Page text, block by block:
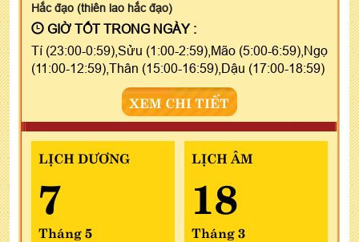
Hắc đạo (thiên lao hắc đạo)
GIỜ TỐT TRONG NGÀY :
Tí (23:00-0:59),Sửu (1:00-2:59),Mão (5:00-6:59),Ngọ
(11:00-12:59),Thân (15:00-16:59),Dậu (17:00-18:59)
XEM CHI TIẾT
LỊCH DƯƠNG
7
Tháng 5
LỊCH ÂM
18
Tháng 3